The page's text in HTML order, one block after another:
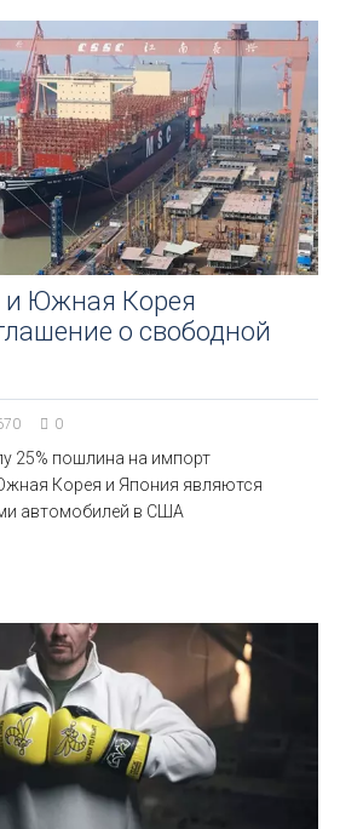
и Южная Корея
о свободной
0
25% пошлина на импорт
Корея и Япония являются
автомобилей в США